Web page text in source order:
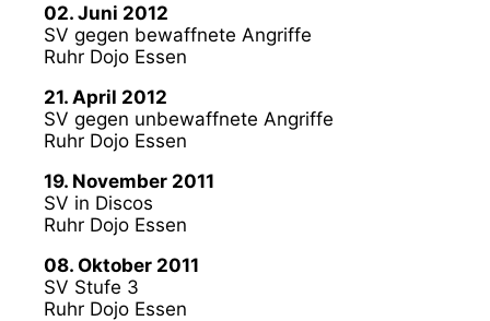
02. Juni 2012
SV gegen bewaffnete Angriffe
Ruhr Dojo Essen
21. April 2012
SV gegen unbewaffnete Angriffe
Ruhr Dojo Essen
19. November 2011
SV in Discos
Ruhr Dojo Essen
08. Oktober 2011
SV Stufe 3
Ruhr Dojo Essen